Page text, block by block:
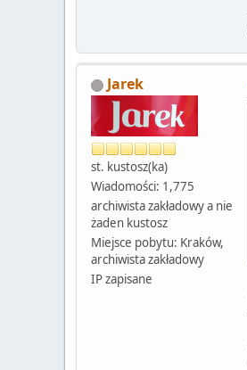
Jarek
st. kustosz(ka)
Wiadomości: 1,775
archiwista zakładowy a nie
żaden kustosz
Miejsce pobytu: Kraków,
archiwista zakładowy
IP zapisane